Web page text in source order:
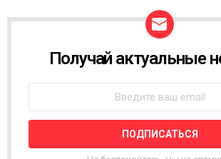
В
С
Т
Н
Получай актуальные